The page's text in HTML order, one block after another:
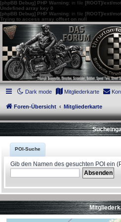
[phpBB Debug] PHP Warning: in file [ROOT]/ext/
Undefined array key 0
[phpBB Debug] PHP Warning: in file [ROOT]/ext/
Trying to access array offset on null
thruxton-
DAS FORUM! Alles rund um die Triumph
die New Bonneville Baureihen ab BJ
Scrambler, Bobber, Speed Twin, Street
und Speedmaster.
Dark mode
Mitgliederkarte
Foren-Übersicht Mitgliederkarte
POI-Suche
Gib den Namen des gesuchten POI ein